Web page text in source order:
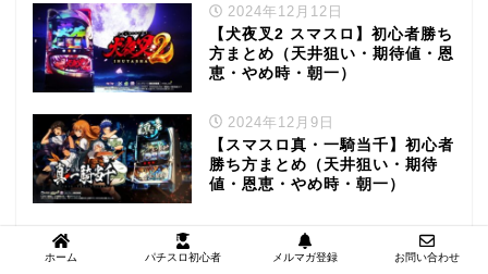
2024年12月12日
【犬夜叉2 スマスロ】初心者勝ち
方まとめ（天井狙い・期待値・恩
恵・やめ時・朝一）
2024年12月9日
【スマスロ真・一騎当千】初心者
勝ち方まとめ（天井狙い・期待
値・恩恵・やめ時・朝一）
ホーム パチスロ初心者 メルマガ登録 お問い合わせ